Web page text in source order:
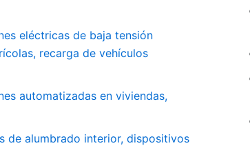
eléctricas de baja tensión
recarga de vehículos
automatizadas en viviendas,
de alumbrado interior, dispositivos